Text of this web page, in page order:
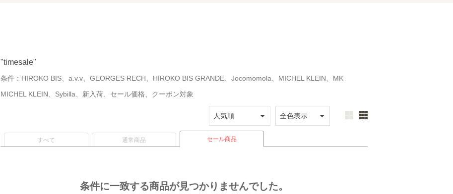
"timesale"
条件： HIROKO BIS、a.v.v、GEORGES RECH、HIROKO BIS GRANDE、Jocomomola、MICHEL KLEIN、MK
MICHEL KLEIN、Sybilla、新入荷、セール価格、クーポン対象
すべて 通常商品 セール商品
条件に一致する商品が見つかりませんでした。